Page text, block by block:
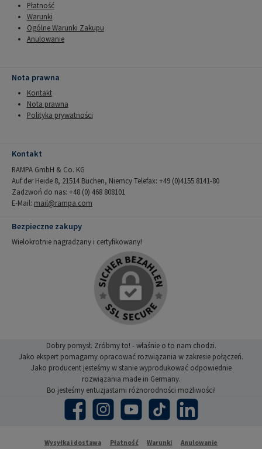
Płatność
Warunki
Ogólne Warunki Zakupu
Anulowanie
Nota prawna
Kontakt
Nota prawna
Polityka prywatności
Kontakt
RAMPA GmbH & Co. KG
Auf der Heide 8, 21514 Büchen, Niemcy Telefax: +49 (0)4155 8141-80
Zadzwoń do nas: +48 (0) 468 808101
E-Mail: mail@rampa.com
Bezpieczne zakupy
Wielokrotnie nagradzany i certyfikowany!
Dobry pomysł. Zróbmy to! - właśnie o to nam chodzi.
Jako ekspert pomagamy opracować rozwiązania w zakresie połączeń.
Jako producent jesteśmy w stanie wyprodukować odpowiednie
rozwiązania made in Germany.
Bo jesteśmy entuzjastami różnorodności możliwości!
Facebook Instagram YouTube TikTok LinkedIn
Wysyłka i dostawa Płatność Warunki Anulowanie